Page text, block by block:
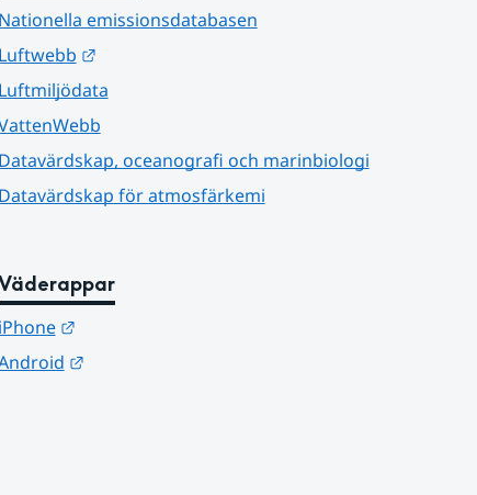
Nationella emissionsdatabasen
Luftwebb
Länk till annan webbplats.
Luftmiljödata
Datavärdskap, oceanografi och marinbiologi
Datavärdskap för atmosfärkemi
iPhone
Länk till annan webbplats.
Länk till annan webbplats.